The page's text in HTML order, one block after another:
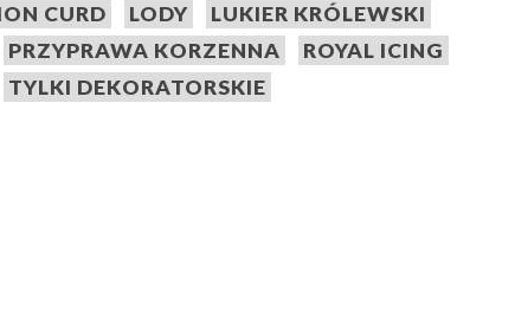
CURD LODY
LUKIER KRÓLEWSKI
PRZYPRAWA KORZENNA
ROYAL ICING
TYLKI DEKORATORSKIE